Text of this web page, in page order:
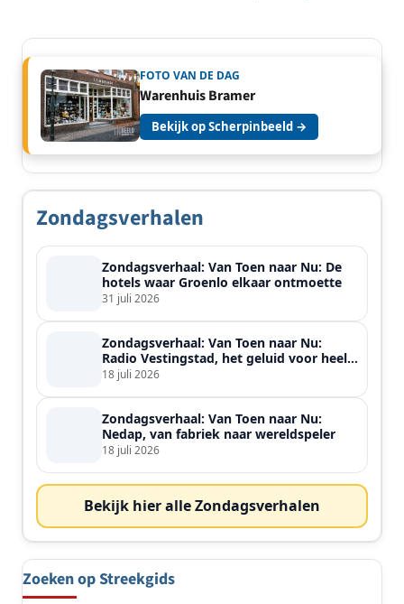
FOTO VAN DE DAG
Warenhuis Bramer
Bekijk op Scherpinbeeld →
Zondagsverhalen
Zondagsverhaal: Van Toen naar Nu: De
hotels waar Groenlo elkaar ontmoette
31 juli 2026
Zondagsverhaal: Van Toen naar Nu:
Radio Vestingstad, het geluid voor heel
de streek
18 juli 2026
Zondagsverhaal: Van Toen naar Nu:
Nedap, van fabriek naar wereldspeler
18 juli 2026
Bekijk hier alle Zondagsverhalen
Zoeken op Streekgids